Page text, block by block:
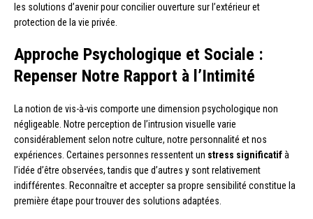
les solutions d’avenir pour concilier ouverture sur l’extérieur et
protection de la vie privée.
Approche Psychologique et Sociale :
Repenser Notre Rapport à l’Intimité
La notion de vis-à-vis comporte une dimension psychologique non
négligeable. Notre perception de l’intrusion visuelle varie
considérablement selon notre culture, notre personnalité et nos
expériences. Certaines personnes ressentent un stress significatifà
l’idée d’être observées, tandis que d’autres y sont relativement
indifférentes. Reconnaître et accepter sa propre sensibilité constitue la
première étape pour trouver des solutions adaptées.